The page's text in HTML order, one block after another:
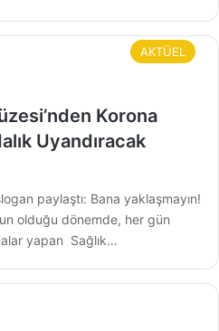
AKTÜEL
Korona
Uyandıracak
paylaştı: Bana yaklaşmayın!
olduğu dönemde, her gün
yapan Sağlık…